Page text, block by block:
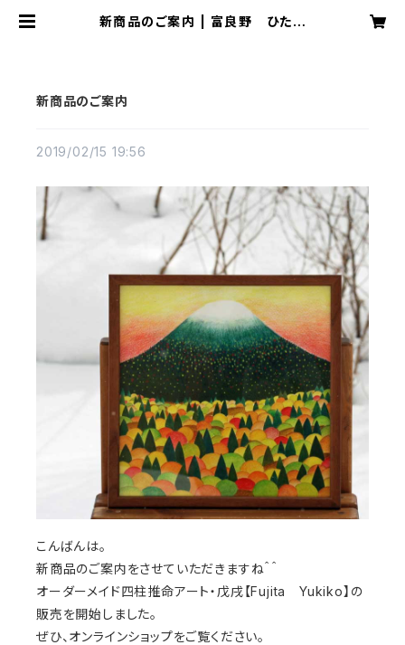
新商品のご案内 | 富良野 ひたむ
新商品のご案内
2019/02/15 19:56
こんばんは。
新商品のご案内をさせていただきますね＾＾
オーダーメイド四柱推命アート・戊戌【Fujita Yukiko】の
販売を開始しました。
ぜひ、オンラインショップをご覧ください。